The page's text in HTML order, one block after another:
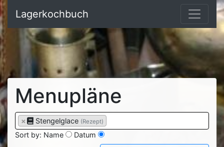
Lagerkochbuch
Menupläne
× Stengelglace (Rezept)
Sort by: Name Datum